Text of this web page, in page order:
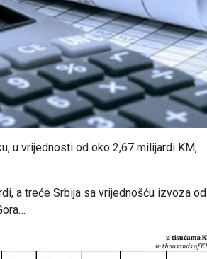
u vrijednosti od oko 2,67 milijardi KM,
a treće Srbija sa vrijednošću izvoza od